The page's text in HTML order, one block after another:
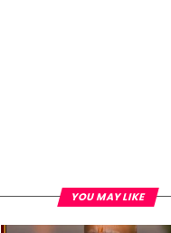
YOU MAY LIKE